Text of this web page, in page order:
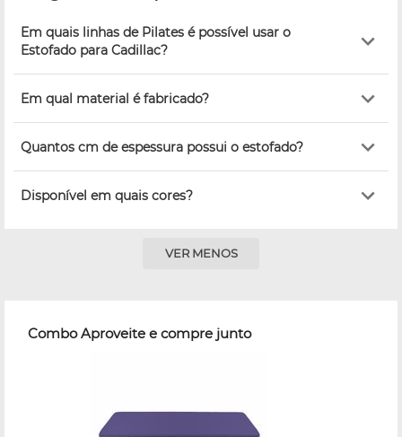
Em quais linhas de Pilates é possível usar o
Estofado para Cadillac?
Em qual material é fabricado?
Quantos cm de espessura possui o estofado?
Disponível em quais cores?
VER MENOS
Combo Aproveite e compre junto